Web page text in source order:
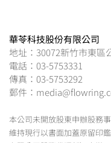
華苓科技股份有限公司
地址：30072新竹市東區
電話：03-5753331
傳真：03-5753292
郵件：
本公司未開放股東申辦股務
維持現行以書面加蓋原留印